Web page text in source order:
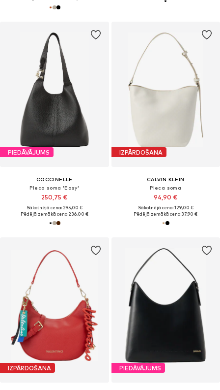
PIEDĀVĀJUMS
COCCINELLE
Pleca soma 'Easy'
250,75 €
Sākotnējā cena: 295,00 €
Pēdējā zemākā cena:236,00 €
IZPĀRDOŠANA
CALVIN KLEIN
Pleca soma
94,90 €
Sākotnējā cena: 129,00 €
Pēdējā zemākā cena:37,90 €
IZPĀRDOŠANA PIEDĀVĀJUMS